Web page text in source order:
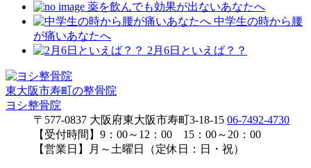
薬を飲んでも効果が出ないあなたへ
中学生の時から腰
が痛いあなたへ
2月6日といえば？？
東大阪市寿町の整骨院
ヨシ整骨院
〒577-0837 大阪府東大阪市寿町3-18-15 06-7492-4730
【受付時間】 9：00～12：00 15：00～20：00
【営業日】
月～土曜日（定休日：日・祝）